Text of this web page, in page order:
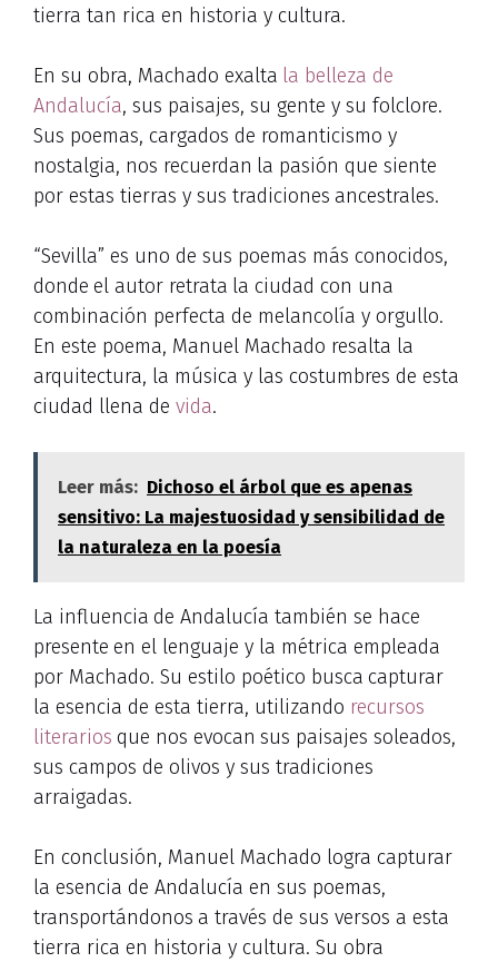
tierra tan rica en historia y cultura.
En su obra, Machado exalta la belleza de
Andalucía, sus paisajes, su gente y su folclore.
Sus poemas, cargados de romanticismo y
nostalgia, nos recuerdan la pasión que siente
por estas tierras y sus tradiciones ancestrales.
“Sevilla” es uno de sus poemas más conocidos,
donde el autor retrata la ciudad con una
combinación perfecta de melancolía y orgullo.
En este poema, Manuel Machado resalta la
arquitectura, la música y las costumbres de esta
ciudad llena de vida.
Leer más: Dichoso el árbol que es apenas
sensitivo: La majestuosidad y sensibilidad de
la naturaleza en la poesía
La influencia de Andalucía también se hace
presente en el lenguaje y la métrica empleada
por Machado. Su estilo poético busca capturar
la esencia de esta tierra, utilizando recursos
literarios que nos evocan sus paisajes soleados,
sus campos de olivos y sus tradiciones
arraigadas.
En conclusión, Manuel Machado logra capturar
la esencia de Andalucía en sus poemas,
transportándonos a través de sus versos a esta
tierra rica en historia y cultura. Su obra